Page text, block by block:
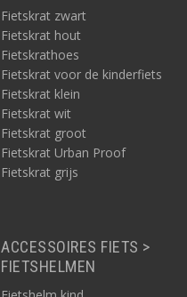
Fietskrat zwart
Fietskrat hout
Fietskrathoes
Fietskrat voor de kinderfiets
Fietskrat klein
Fietskrat wit
Fietskrat groot
Fietskrat Urban Proof
Fietskrat grijs
ACCESSOIRES FIETS >
FIETSHELMEN